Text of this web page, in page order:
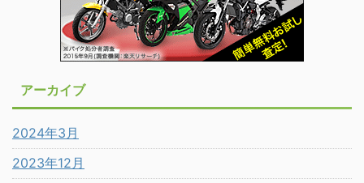
アーカイブ
2024年3月
2023年12月